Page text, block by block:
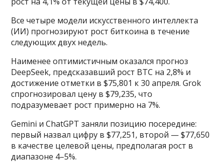
Все четыре модели искусственного интеллекта
(ИИ) прогнозируют рост биткоина в течение
следующих двух недель.
Наименее оптимистичным оказался прогноз
DeepSeek, предсказавший рост BTC на 2,8% и
достижение отметки в $75,801 к 30 апреля. Grok
спрогнозировал цену в $79,235, что
подразумевает рост примерно на 7%.
Gemini и ChatGPT заняли позицию посередине:
первый назвал цифру в $77,251, второй — $77,650
в качестве целевой цены, предполагая рост в
диапазоне 4–5%.